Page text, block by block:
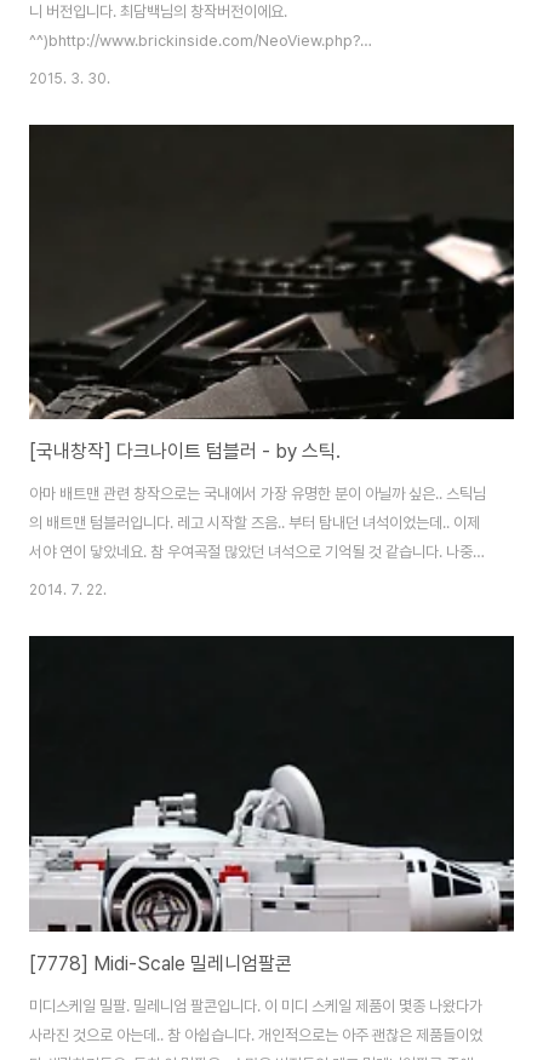
니 버전입니다. 최담백님의 창작버전이에요.
^^)bhttp://www.brickinside.com/NeoView.php?
Db=ReviewOwnCreation&Mode=view&Block=2&Number=3073
니다. 돌려돌려~ 보면 요렇게 생겼습니다. 빅풋 자체가 약간 랠리카 + 몬스터
2015. 3. 30.
[국내창작] 다크나이트 텀블러 - by 스틱.
아마 배트맨 관련 창작으로는 국내에서 가장 유명한 분이 아닐까 싶은.. 스틱님
의 배트맨 텀블러입니다. 레고 시작할 즈음.. 부터 탐내던 녀석이었는데.. 이제
서야 연이 닿았네요. 참 우여곡절 많았던 녀석으로 기억될 것 같습니다. 나중에
스틱님께 싸인이나 좀 받아야겠어요. ㅎㅎㅎ 앞바퀴 휠 부품 검정색을 못 구해
작의 텀블러와 제가 만든 배트포드는 타이어가 다르게 생겼죠. 사실 배트포드
2014. 7. 22.
[7778] Midi-Scale 밀레니엄팔콘
미디스케일 밀팔. 밀레니엄 팔콘입니다. 이 미디 스케일 제품이 몇종 나왔다가
사라진 것으로 아는데.. 참 아쉽습니다. 개인적으로는 아주 괜찮은 제품들이었